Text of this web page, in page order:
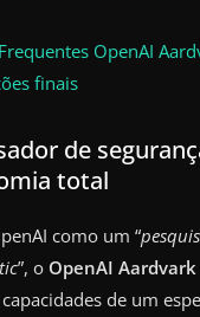
OpenAI
finais
de
total
como um “
”, o OpenAI Aardvark
de um